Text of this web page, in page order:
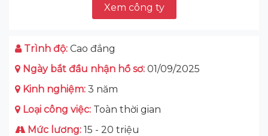
Xem công ty
Trình độ: Cao đẳng
Ngày bắt đầu nhận hồ sơ: 01/09/2025
Kinh nghiệm: 3 năm
Loại công việc: Toàn thời gian
Mức lương: 15 - 20 triệu